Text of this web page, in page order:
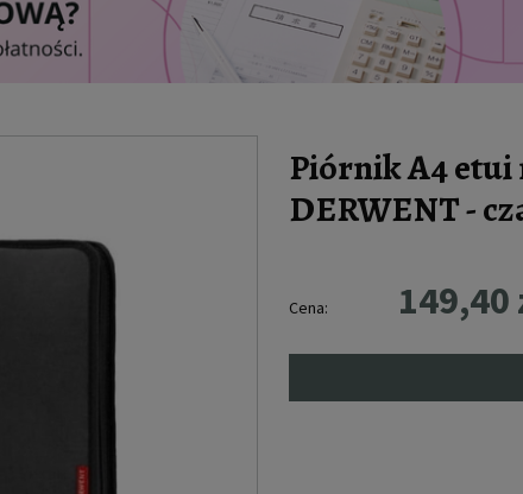
Piórnik A4 etui
DERWENT -
Cena: 149,40